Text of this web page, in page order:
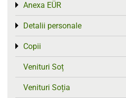
Anexa EÜR
Toggle menu
Detalii personale
Toggle menu
Copii
Toggle menu
Venituri Soț
Venituri Soția